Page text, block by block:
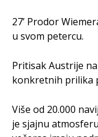
27’ Prodor
u svom petercu.
Pritisak Austrije
konkretnih prilika
Više od 20.000
je sjajnu